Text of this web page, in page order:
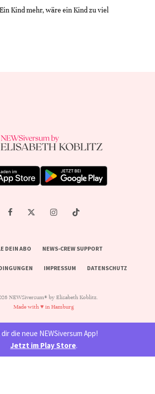
Ein Kind mehr, wäre ein Kind zu viel
DEIN ABO NEWS-CREW SUPPORT
IMPRESSUM DATENSCHUTZ
NEWSiversum® by Elisabeth Koblitz.
Made with ♥ in Hamburg
dir die neue NEWSiversum App!
Jetzt im Play Store.